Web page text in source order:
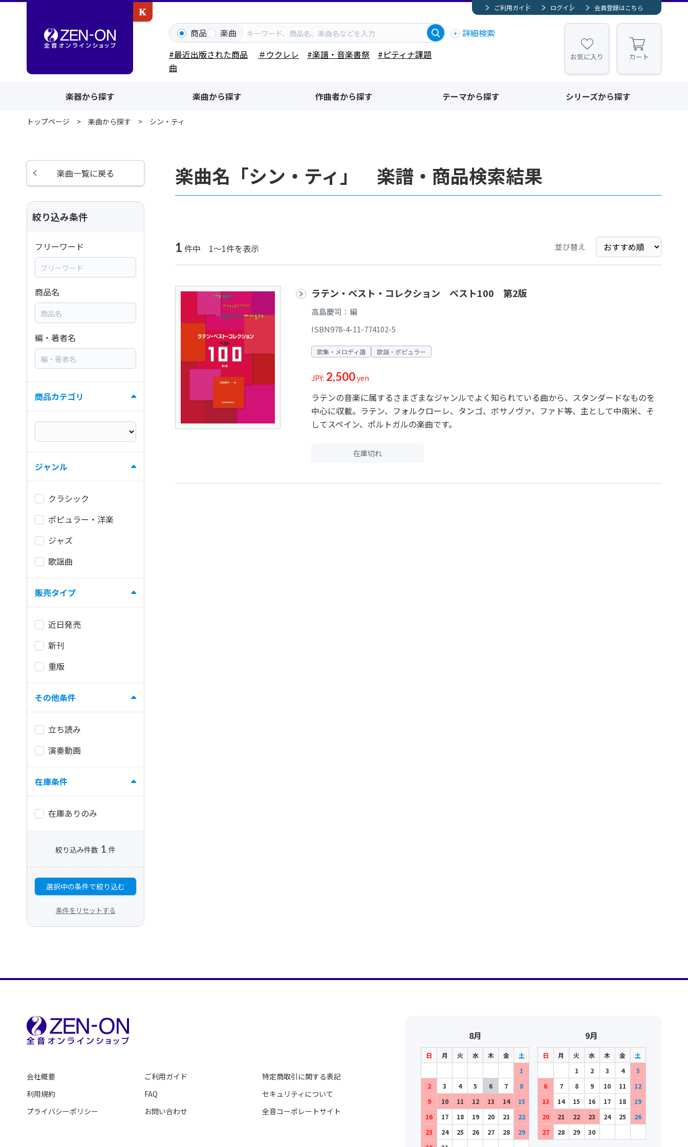
ご利用ガイド ログイン 会員登録はこちら
商品 楽曲
詳細検索
#最近出版された商品
＃ウクレレ #楽譜・音楽書祭
#ピティナ課題
曲
お気に入り カート
楽器から探す 楽曲から探す 作曲者から探す テーマから探す シリーズから探す
トップページ 楽曲から探す シン・ティ
楽曲名「シン・ティ」 楽譜・商品検索結果
1 件中 1～1件を表示 並び替え
ラテン・ベスト・コレクション ベスト100 第2版
高島慶司：編
ISBN978-4-11-774102-5
歌集・メロディ譜 歌謡・ポピュラー
JPY: 2,500yen
ラテンの音楽に属するさまざまなジャンルでよく知られている曲から、スタンダードなものを
中心に収載。ラテン、フォルクローレ、タンゴ、ボサノヴァ、ファド等、主として中南米、そ
してスペイン、ポルトガルの楽曲です。
在庫切れ
楽曲一覧に戻る
絞り込み条件
フリーワード
商品名
編・著者名
商品カテゴリ
ジャンル
クラシック
ポピュラー・洋楽
ジャズ
歌謡曲
販売タイプ
近日発売
新刊
重版
その他条件
立ち読み
演奏動画
在庫条件
在庫ありのみ
絞り込み件数 1 件
選択中の条件で絞り込む
条件をリセットする
会社概要
利用規約
プライバシーポリシー
ご利用ガイド
FAQ
お問い合わせ
特定商取引に関する表記
セキュリティについて
全音コーポレートサイト
8月
日 月 火 水 木 金
土
1
2
3 4 5 6 7
8
9
10 11 12 13 14
15
16
17 18 19 20 21
22
23
24 25 26 27 28
29
9月
日 月 火 水 木 金
土
1
2 3 4
5
6
7 8 9 10 11
12
13
14 15 16 17 18
19
20
21 22 23 24 25
26
27
28 29 30